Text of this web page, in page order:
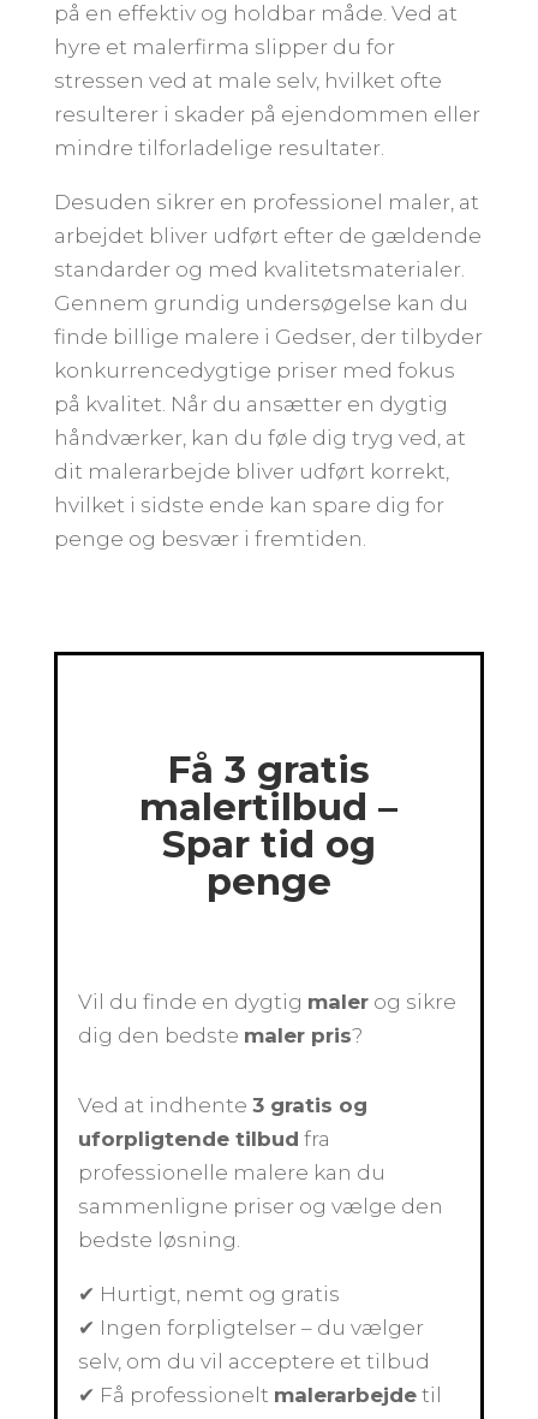
på en effektiv og holdbar måde. Ved at
hyre et malerfirma slipper du for
stressen ved at male selv, hvilket ofte
resulterer i skader på ejendommen eller
mindre tilforladelige resultater.
Desuden sikrer en professionel maler, at
arbejdet bliver udført efter de gældende
standarder og med kvalitetsmaterialer.
Gennem grundig undersøgelse kan du
finde billige malere i Gedser, der tilbyder
konkurrencedygtige priser med fokus
på kvalitet. Når du ansætter en dygtig
håndværker, kan du føle dig tryg ved, at
dit malerarbejde bliver udført korrekt,
hvilket i sidste ende kan spare dig for
penge og besvær i fremtiden.
Få 3 gratis
malertilbud –
Spar tid og
penge
Vil du finde en dygtig maler og sikre
dig den bedste maler pris?
Ved at indhente3 gratis og
uforpligtende tilbud fra
professionelle malere kan du
sammenligne priser og vælge den
bedste løsning.
✔ Hurtigt, nemt og gratis
✔ Ingen forpligtelser – du vælger
selv, om du vil acceptere et tilbud
✔ Få professionelt malerarbejde til